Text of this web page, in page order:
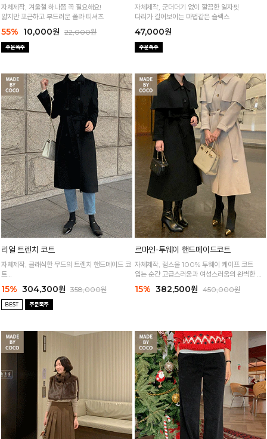
자체제작, 겨울철 하나쯤 꼭 필요해요!
얇지만 포근하고 부드러운 폴라 티셔츠
55% 10,000원 22,000원
자체제작, 군더더기 없이 깔끔한 일자핏
다리가 길어보이는 마법같은 슬랙스
47,000원
리얼 트렌치 코트
자체제작, 클래식한 무드의 트렌치 핸드메이드 코
트
시크하면서 딱 맞는 핏 좋아하는 분들게 추천!
15% 304,300원 358,000원
르마인-투웨이 핸드메이드코트
자체제작, 램스울 100% 투웨이 케이프 코트
입는 순간 고급스러움과 여성스러움의 완벽한 실
15% 382,500원 450,000원